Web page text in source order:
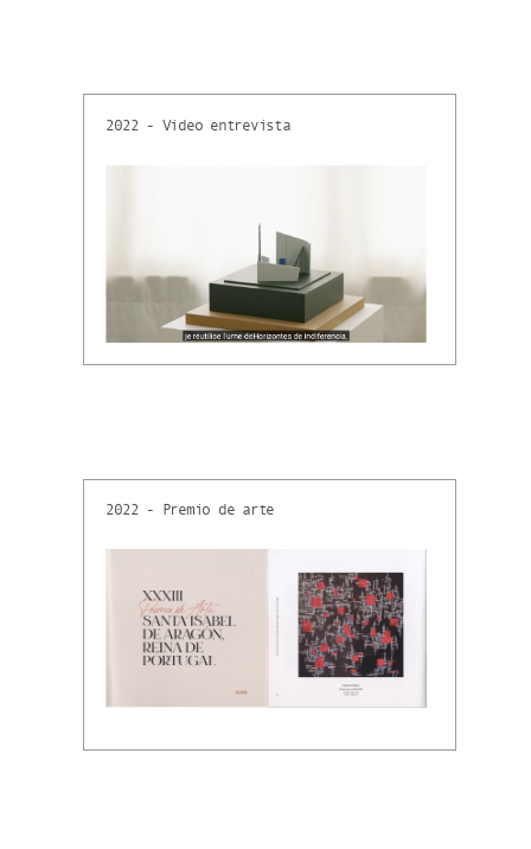
2022 - Video entrevista
2022 - Premio de arte